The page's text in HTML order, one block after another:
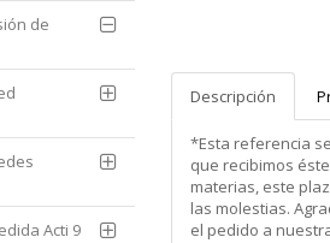
Descripción
*Esta referencia
que recibimos
materias, este
las molestias.
el pedido a
de
Acti 9